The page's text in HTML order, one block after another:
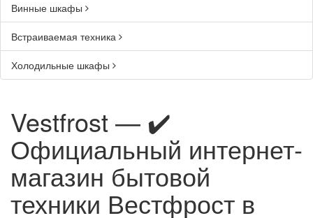
Винные шкафы
Встраиваемая техника
Холодильные шкафы
Vestfrost — ✔️
Официальный интернет-
магазин бытовой
техники Вестфрост в